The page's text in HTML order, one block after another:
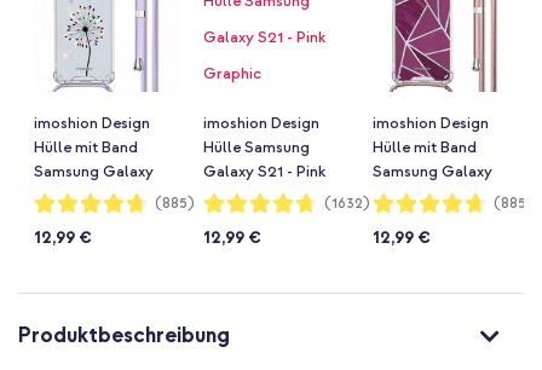
imoshion Design
Hülle mit Band
Samsung Galaxy
S21 - Sandstone
Bewertung:
94%
(885)
12,99 €
imoshion Design
Hülle Samsung
Galaxy S21 - Pink
Graphic
Bewertung:
94%
(1632)
12,99 €
imoshion Design
Hülle mit Band
Samsung Galaxy
S21 - Bordeaux
Bewertung:
94%
(885)
12,99 €
Produktbeschreibung